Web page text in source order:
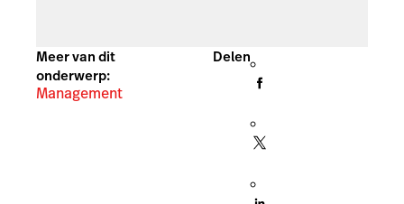
Meer van dit
onderwerp:
Management
Delen